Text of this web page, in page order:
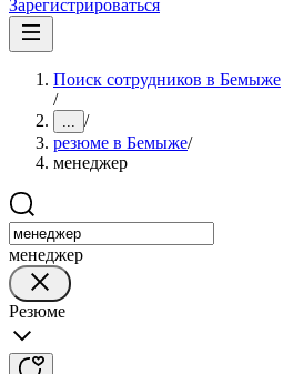
Зарегистрироваться
Поиск сотрудников в Бемыже
/
... /
резюме в Бемыже/
менеджер
менеджер
Резюме